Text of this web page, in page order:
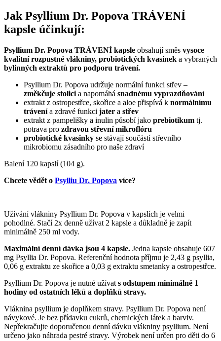
Jak Psyllium Dr. Popova TRÁVENÍ
kapsle účinkují:
Psyllium Dr. Popova TRÁVENÍ kapsle obsahují směs vysoce
kvalitní rozpustné vlákniny, probiotických kvasinek a vybraných
bylinných extraktů pro podporu trávení.
Psyllium Dr. Popova udržuje normální funkci střev –
změkčuje stolici a napomáhá snadnému vyprazdňování
extrakt z ostropestřce, skořice a aloe přispívá k normálnímu
trávenía zdravé funkci jater a střev
extrakt z pampelišky a inulin působí jako prebiotikum tj.
potrava pro zdravou střevní mikroflóru
probiotické kvasinky se stávají součástí střevního
mikrobiomu zásadního pro naše zdraví
Balení 120 kapslí (104 g).
Chcete vědět o Psylliu Dr. Popova více?
Užívání vlákniny Psyllium Dr. Popova v kapslích je velmi
pohodlné. Stačí 2x denně užívat 2 kapsle a důkladně je zapít
minimálně 250 ml vody.
Maximální denní dávka jsou 4 kapsle. Jedna kapsle obsahuje 607
mg Psyllia Dr. Popova. Referenční hodnota příjmu je 2,43 g psyllia,
0,06 g extraktu ze skořice a 0,03 g extraktu smetanky a ostropestřce.
Psyllium Dr. Popova je nutné užívat s odstupem minimálně 1
hodiny od ostatních léků a doplňků stravy.
Vláknina psyllium je doplňkem stravy. Psyllium Dr. Popova není
návykové. Je bez přídavku cukrů, chemických látek a barviv.
Nepřekračujte doporučenou denní dávku vlákniny psyllium. Není
určeno jako náhrada pestré stravy. Výrobek není určen pro děti do 6